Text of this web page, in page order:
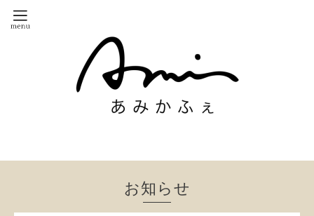
お知らせ